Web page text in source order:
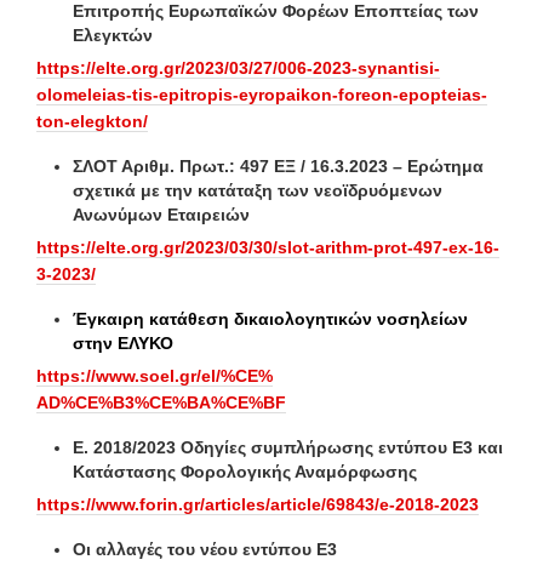
Επιτροπής Ευρωπαϊκών Φορέων Εποπτείας των
Ελεγκτών
https://elte.org.gr/2023/03/27/006-2023-synantisi-
olomeleias-tis-epitropis-eyropaikon-foreon-epopteias-
ton-elegkton/
ΣΛΟΤ Αριθμ. Πρωτ.: 497 ΕΞ / 16.3.2023 – Ερώτημα
σχετικά με την κατάταξη των νεοϊδρυόμενων
Ανωνύμων Εταιρειών
https://elte.org.gr/2023/03/30/slot-arithm-prot-497-ex-16-
3-2023/
Έγκαιρη κατάθεση δικαιολογητικών νοσηλείων
στην ΕΛΥΚΟ
https://www.soel.gr/el/%CE%
AD%CE%B3%CE%BA%CE%BF
Ε. 2018/2023 Οδηγίες συμπλήρωσης εντύπου Ε3 και
Κατάστασης Φορολογικής Αναμόρφωσης
https://www.forin.gr/articles/article/69843/e-2018-2023
Οι αλλαγές του νέου εντύπου Ε3